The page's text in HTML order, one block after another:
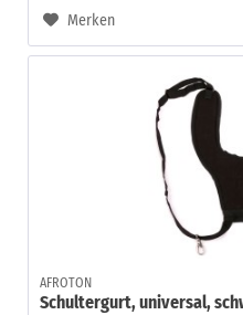
Merken
AFROTON
Schultergurt, universal,